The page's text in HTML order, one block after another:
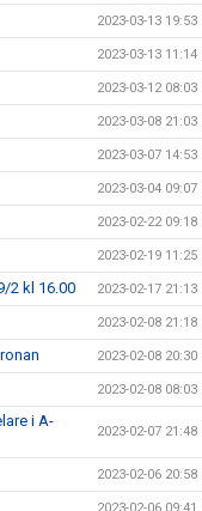
2023-03-13 19:53
2023-03-13 11:14
2023-03-12 08:03
2023-03-08 21:03
2023-03-07 14:53
2023-03-04 09:07
2023-02-22 09:18
2023-02-19 11:25
2 kl 16.00 2023-02-17 21:13
2023-02-08 21:18
2023-02-08 20:30
2023-02-08 08:03
i A-
2023-02-07 21:48
2023-02-06 20:58